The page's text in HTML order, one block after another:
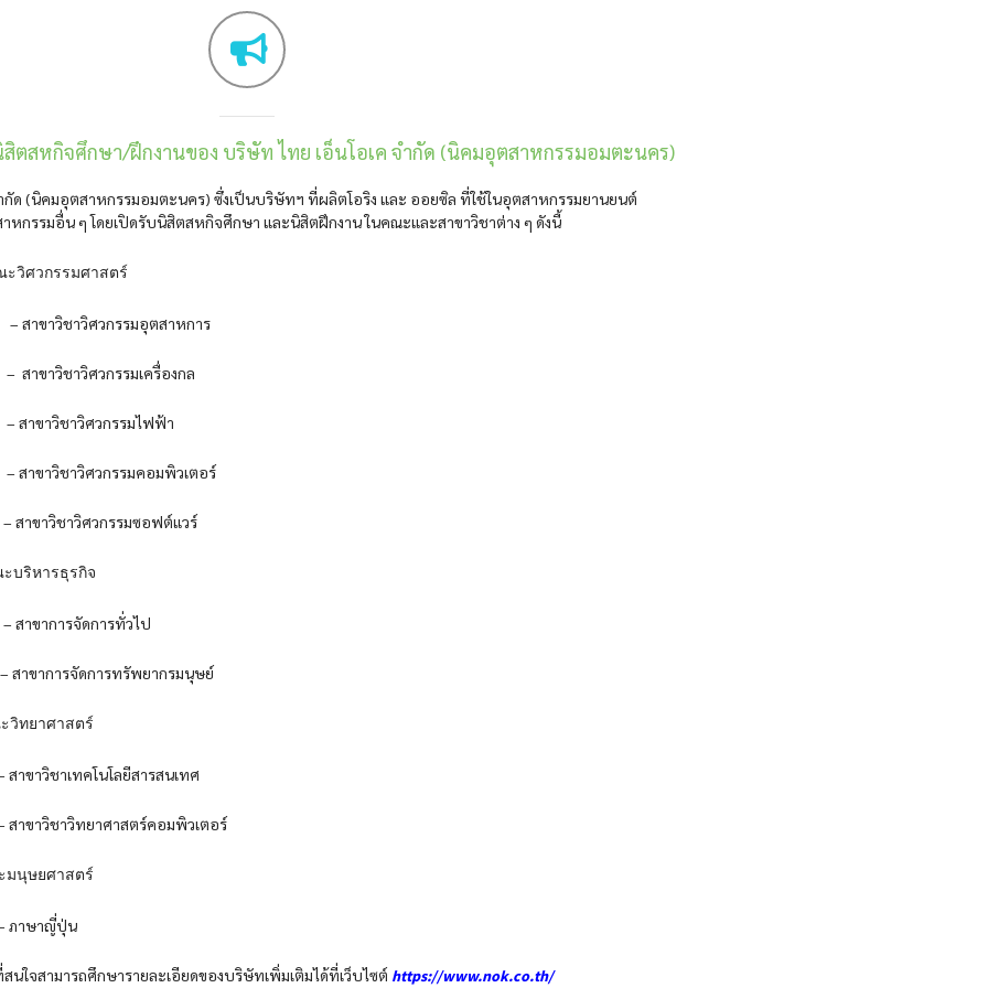
ตสหกิจศึกษา/ฝึกงานของ บริษัท ไทย เอ็นโอเค จำกัด (นิคมอุตสาหกรรมอมตะนคร)
กัด (นิคมอุตสาหกรรมอมตะนคร) ซึ่งเป็นบริษัทฯ ที่ผลิตโอริง และ ออยซิล ที่ใช้ในอุตสาหกรรมยานยนต์
หกรรมอื่น ๆ โดยเปิดรับนิสิตสหกิจศึกษา และนิสิตฝึกงาน ในคณะและสาขาวิชาต่าง ๆ ดังนี้
สตร์
สาหการ
ครื่องกล
มไฟฟ้า
มพิวเตอร์
อฟต์แวร์
จ
ทั่วไป
ากรมนุษย์
ร์
รสนเทศ
อมพิวเตอร์
ร์
น
นใจสามารถศึกษารายละเอียดของบริษัทเพิ่มเติมได้ที่เว็บไซต์ https://www.nok.co.th/